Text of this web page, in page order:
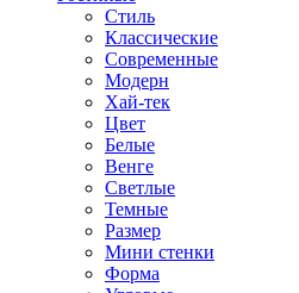
Стиль
Классические
Современные
Модерн
Хай-тек
Цвет
Белые
Венге
Светлые
Темные
Размер
Мини стенки
Форма